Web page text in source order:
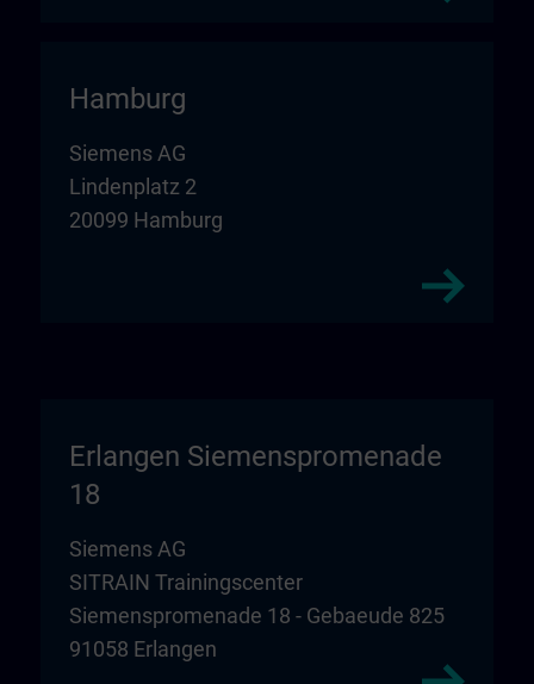
Hamburg
Siemens AG
Lindenplatz 2
20099 Hamburg
Erlangen Siemenspromenade
18
Siemens AG
SITRAIN Trainingscenter
Siemenspromenade 18 - Gebaeude 825
91058 Erlangen